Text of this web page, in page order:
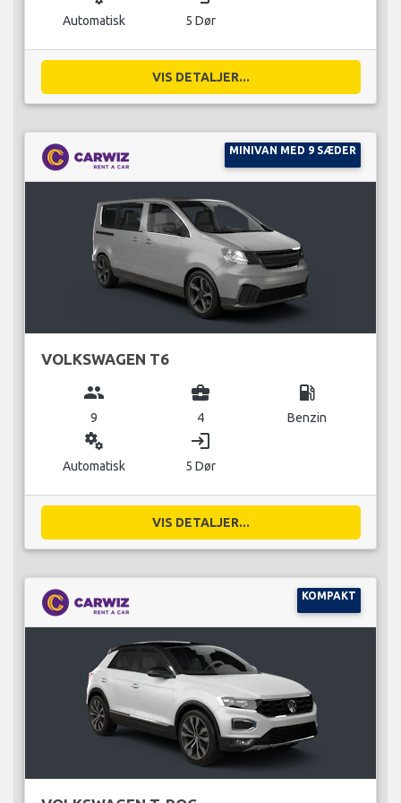
Automatisk 5 Dør
VIS DETALJER...
MINIVAN MED 9 SÆDER
VOLKSWAGEN T6
group
9
business_center
4
local_gas_station
Benzin
miscellaneous_services
Automatisk
login
5 Dør
VIS DETALJER...
KOMPAKT